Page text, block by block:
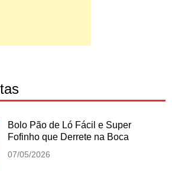
Bolo Pão de Ló Fácil e Super
Fofinho que Derrete na Boca
07/05/2026